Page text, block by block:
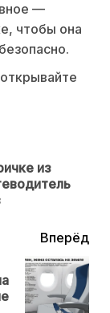
—
чтобы она
из
Вперёд